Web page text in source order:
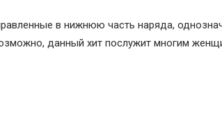
в нижнюю часть наряда,
данный хит послужит многим